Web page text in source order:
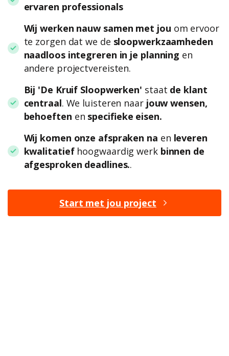
ervaren professionals
Wij werken nauw samen met jou om ervoor
te zorgen dat we de sloopwerkzaamheden
naadloos integreren in je planning en
andere projectvereisten.
Bij 'De Kruif Sloopwerken' staat de klant
centraal. We luisteren naar jouw wensen,
behoeften en specifieke eisen.
Wij komen onze afspraken na en leveren
kwalitatiefhoogwaardig werk binnen de
afgesproken deadlines..
Start met jou project